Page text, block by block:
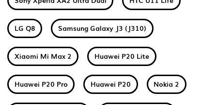
LG Q8 Samsung Galaxy J3 (J310)
Xiaomi Mi Max 2 Huawei P20 Lite
Huawei P20 Pro Huawei P20 Nokia 2